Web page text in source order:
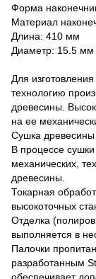
Форма
Материал
Длина: 410 мм
Диаметр: 15.5 мм
Для
технологию
древесины.
на ее
Сушка древесины
В процессе
механических,
древесины.
Токарная
высокоточных
Отделка
выполняется в
Палочки
разработанным
обеспечивает